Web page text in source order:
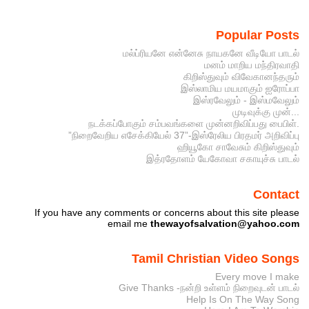
Popular Posts
மல்ப்ரியனே என்னேசு நாயகனே வீடியோ பாடல்
மனம் மாறிய மந்திரவாதி
கிறிஸ்துவும் விவேகானந்தரும்
இஸ்லாமிய மயமாகும் ஐரோப்பா
இஸ்ரவேலும் - இஸ்மவேலும்
முடிவுக்கு முன்...
நடக்கப்போகும் சம்பவங்களை முன்னறிவிப்பது பைபிள்.
”நிறைவேறிய எசேக்கியேல் 37”-இஸ்ரேலிய பிரதமர் அறிவிப்பு
ஹியூகோ சாவேசும் கிறிஸ்துவும்
இத்ரதோளம் யேகோவா சகாயுச்சு பாடல்
Contact
If you have any comments or concerns about this site please
email me thewayofsalvation@yahoo.com
Tamil Christian Video Songs
Every move I make
Give Thanks -நன்றி உள்ளம் நிறைவுடன் பாடல்
Help Is On The Way Song